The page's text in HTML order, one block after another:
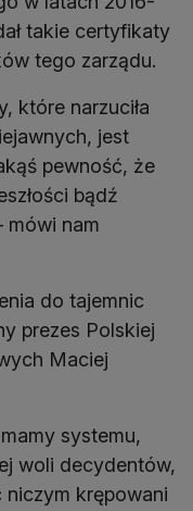
takie certyfikaty
tego zarządu.
które narzuciła
jest
pewność, że
bądź
mówi nam
do tajemnic
prezes Polskiej
Maciej
systemu,
woli decydentów,
krępowani